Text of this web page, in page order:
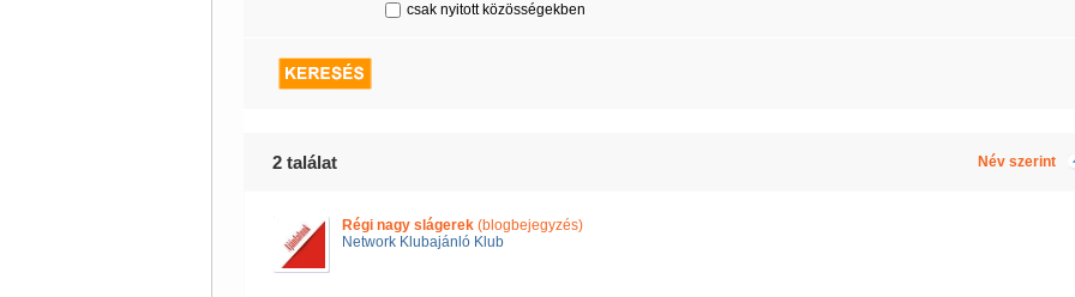
csak nyitott közösségekben
2 találat Név szerint
Régi nagy slágerek(blogbejegyzés)
Network Klubajánló Klub